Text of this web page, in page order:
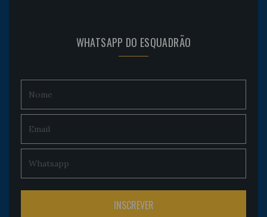
WHATSAPP DO ESQUADRÃO